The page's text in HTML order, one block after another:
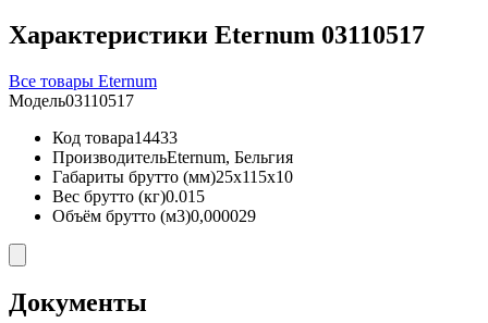
Характеристики Eternum 03110517
Все товары Eternum
Модель03110517
Код товара14433
ПроизводительEternum, Бельгия
Габариты брутто (мм)25x115x10
Вес брутто (кг)0.015
Объём брутто (м3)0,000029
Документы